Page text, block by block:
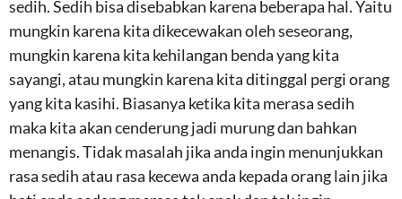
sedih. Sedih bisa disebabkan karena beberapa hal. Yaitu
mungkin karena kita dikecewakan oleh seseorang,
mungkin karena kita kehilangan benda yang kita
sayangi, atau mungkin karena kita ditinggal pergi orang
yang kita kasihi. Biasanya ketika kita merasa sedih
maka kita akan cenderung jadi murung dan bahkan
menangis. Tidak masalah jika anda ingin menunjukkan
rasa sedih atau rasa kecewa anda kepada orang lain jika